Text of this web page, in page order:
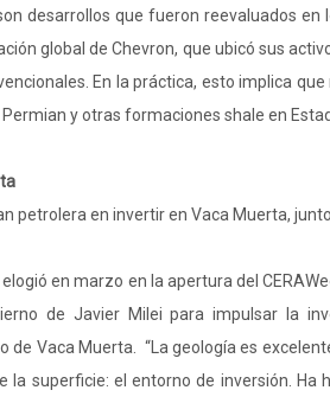
desarrollos que fueron reevaluados
global de Chevron, que ubicó sus
En la práctica, esto implica
y otras formaciones shale en
petrolera en invertir en Vaca Muerta,
elogió en marzo en la apertura del
de Javier Milei para impulsar la
de Vaca Muerta. “La geología es
la superficie: el entorno de inversión. Ha